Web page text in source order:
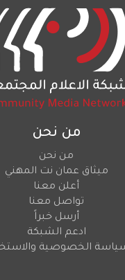
من نحن
من نحن
ميثاق عمان نت المهني
أعلن معنا
تواصل معنا
أرسل خبراً
ادعم الشبكة
الخصوصية